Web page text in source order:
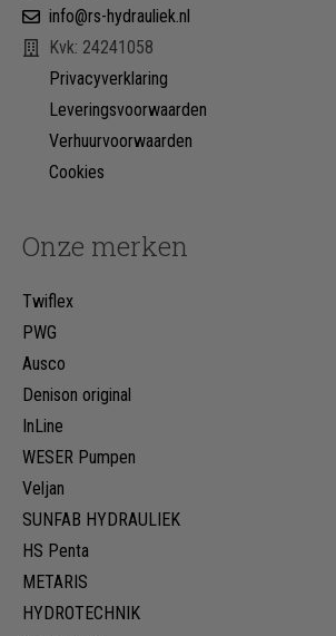
Onze merken
Twiflex
PWG
Ausco
Denison original
InLine
WESER Pumpen
Veljan
SUNFAB HYDRAULIEK
HS Penta
METARIS
HYDROTECHNIK
info@rs-hydrauliek.nl
Kvk: 24241058
Privacyverklaring
Leveringsvoorwaarden
Verhuurvoorwaarden
Cookies